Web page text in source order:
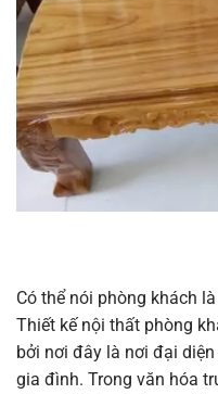
Có thể nói phòng khách
Thiết kế nội thất phòng
bởi nơi đây là nơi đại
gia đình. Trong văn hóa